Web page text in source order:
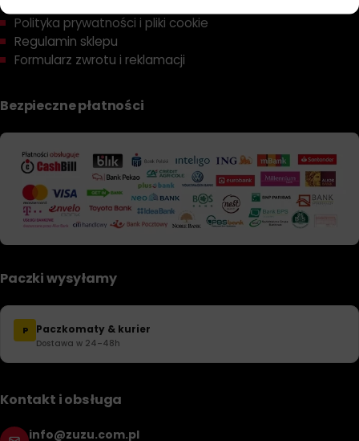
Polityka prywatności i pliki cookie
Regulamin sklepu
Formularz zwrotu i reklamacji
Bezpieczne płatności
Paczki wysyłamy
P Paczkomaty & kurier
Dostawa w 24–48h
Kontakt i obsługa
info@zuzu.com.pl